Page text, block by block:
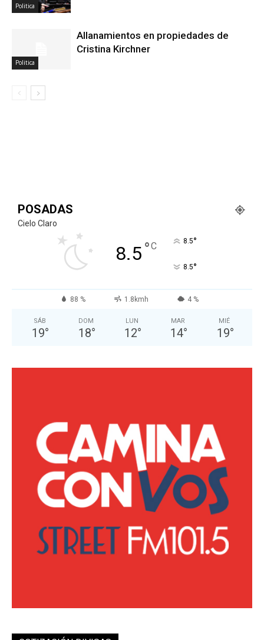
Politica
Politica
Allanamientos en propiedades de
Cristina Kirchner
POSADAS
Cielo Claro
8.5°C 8.5°
8.5°
88 % 1.8kmh 4 %
SÁB
19°
DOM
18°
LUN
12°
MAR
14°
MIÉ
19°